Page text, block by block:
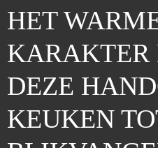
HET
DEZE
KEUKEN